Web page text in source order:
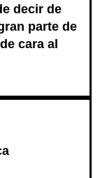
decir de
parte de
cara al